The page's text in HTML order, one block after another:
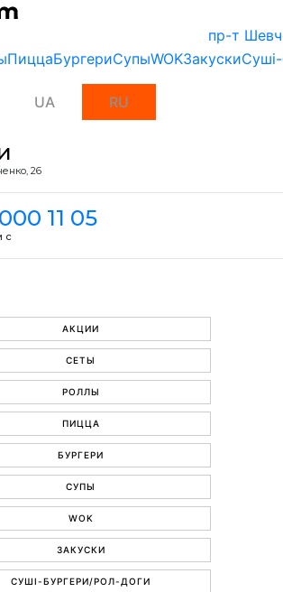
пр-т
ПиццаБургериСупыWOKЗакуски
UA RU
26
11 05
с
АКЦИИ
СЕТЫ
РОЛЛЫ
ПИЦЦА
БУРГЕРИ
СУПЫ
WOK
ЗАКУСКИ
СУШІ-БУРГЕРИ/РОЛ-ДОГИ